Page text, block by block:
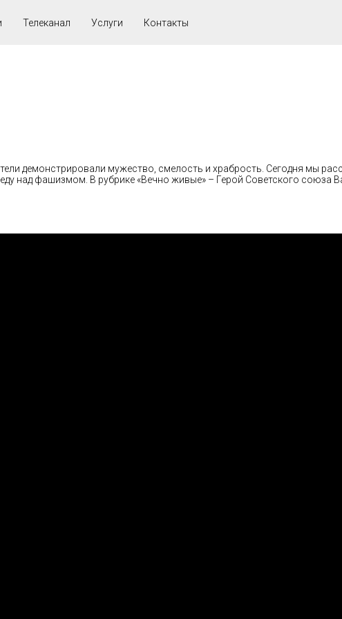
Телеканал Услуги Контакты
демонстрировали мужество, смелость и храбрость. Сегодня мы
над фашизмом. В рубрике «Вечно живые» – Герой Советского союза